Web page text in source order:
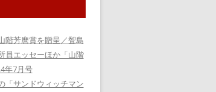
階芳麿賞を贈呈／聟島
員エッセーほか「山階
年7月号
「サンドウィッチマン